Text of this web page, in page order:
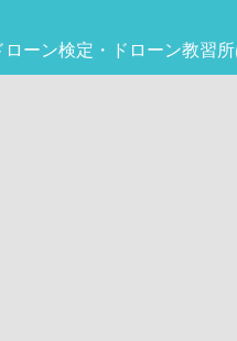
ローン検定 ・ ドローン教習所